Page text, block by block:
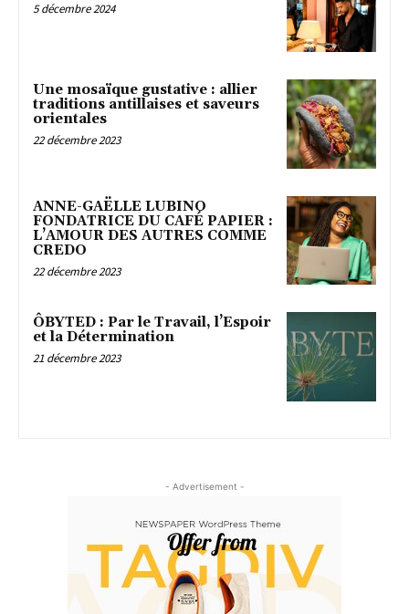
5 décembre 2024
Une mosaïque gustative : allier
traditions antillaises et saveurs
orientales
22 décembre 2023
ANNE-GAËLLE LUBINO
FONDATRICE DU CAFÉ PAPIER :
L’AMOUR DES AUTRES COMME
CREDO
22 décembre 2023
ÔBYTED : Par le Travail, l’Espoir
et la Détermination
21 décembre 2023
- Advertisement -